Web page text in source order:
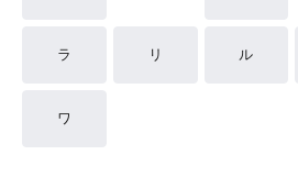
ラ リ ル
ワ